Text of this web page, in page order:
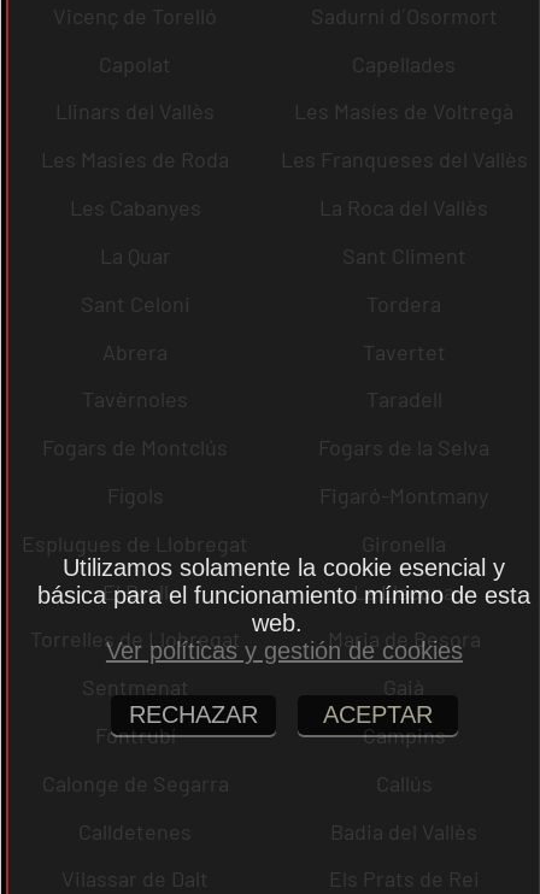
Vicenç de Torelló
Sadurní d´Osormort
Capolat
Capellades
Llinars del Vallès
Les Masíes de Voltregà
Les Masies de Roda
Les Franqueses del Vallès
Les Cabanyes
La Roca del Vallès
La Quar
Sant Climent
Sant Celoni
Tordera
Abrera
Tavertet
Tavèrnoles
Taradell
Fogars de Montclús
Fogars de la Selva
Fígols
Figaró-Montmany
Esplugues de Llobregat
Gironella
El Brull
La Llacuna
Torrelles de Llobregat
Maria de Besora
Sentmenat
Gaià
Fontrubí
Campins
Calonge de Segarra
Callús
Calldetenes
Badia del Vallès
Vilassar de Dalt
Els Prats de Rei
Utilizamos solamente la cookie esencial y
básica para el funcionamiento mínimo de esta
web.
Ver políticas y gestión de cookies
RECHAZAR ACEPTAR